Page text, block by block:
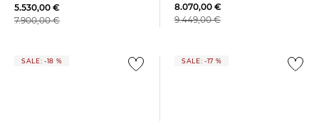
5.530,00 €
7.900,00 €
8.070,00 €
9.449,00 €
SALE: -18 % SALE: -17 %